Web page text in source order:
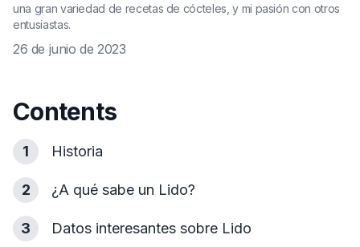
una gran variedad de recetas de cócteles, y mi pasión con otros
entusiastas.
26 de junio de 2023
Contents
1 Historia
2 ¿A qué sabe un Lido?
3 Datos interesantes sobre Lido